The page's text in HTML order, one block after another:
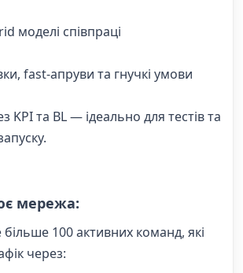
моделі співпраці
fast-апруви та гнучкі умови
KPI та BL — ідеально для тестів та
мережа:
100 активних команд, які
через: